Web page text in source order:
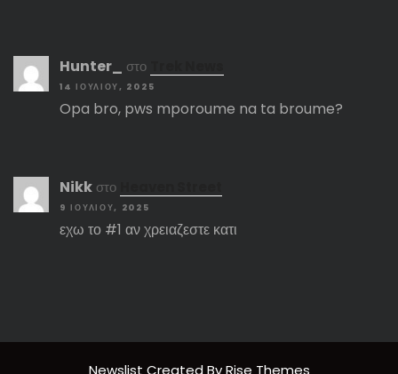
Hunter_ στο
14 ΙΟΥΛΊΟΥ, 2025
Opa bro, pws mporoume na ta broume?
Nikk στο
9 ΙΟΥΛΊΟΥ, 2025
εχω το #1 αν χρειαζεστε κατι
Newslist Created ByRise Themes